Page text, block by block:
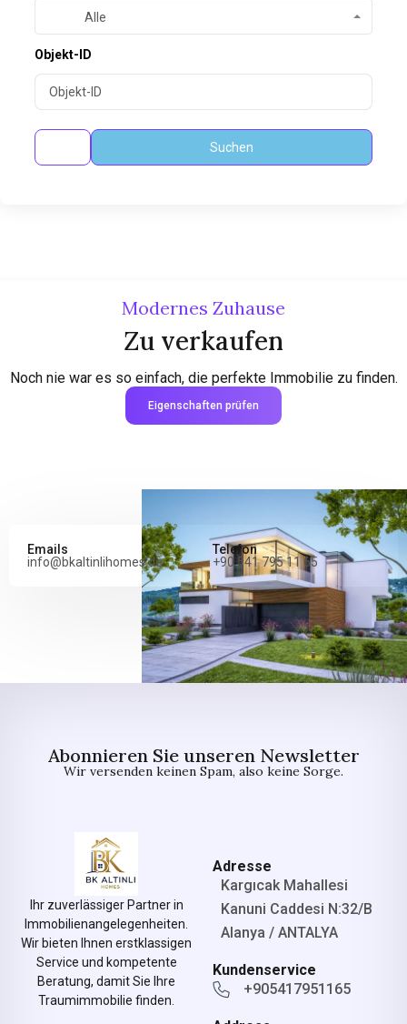
Alle
Objekt-ID
Suchen
Modernes Zuhause
Zu verkaufen
Noch nie war es so einfach, die perfekte Immobilie zu finden.
Eigenschaften prüfen
Emails
info@bkaltinlihomes.de
Telefon
+90 541 795 11 65
Abonnieren Sie unseren Newsletter
Wir versenden keinen Spam, also keine Sorge.
Ihr zuverlässiger Partner in
Immobilienangelegenheiten.
Wir bieten Ihnen erstklassigen
Service und kompetente
Beratung, damit Sie Ihre
Traumimmobilie finden.
Adresse
Kargıcak Mahallesi
Kanuni Caddesi N:32/B
Alanya / ANTALYA
Kundenservice
+905417951165